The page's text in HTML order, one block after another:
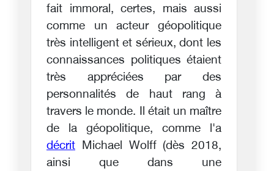
fait immoral, certes, mais aussi
comme un acteur géopolitique
très intelligent et sérieux, dont les
connaissances politiques étaient
très appréciées par des
personnalités de haut rang à
travers le monde. Il était un maître
de la géopolitique, comme l'a
décrit Michael Wolff (dès 2018,
ainsi que dans une